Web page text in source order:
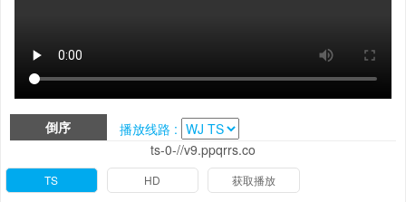
倒序
播放线路 :
ts-0-//v9.ppqrrs.co
TS HD 获取播放